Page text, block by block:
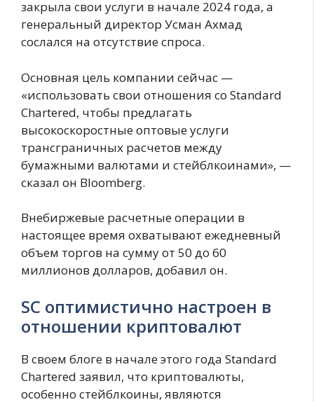
закрыла свои услуги в начале 2024 года, а
генеральный директор Усман Ахмад
сослался на отсутствие спроса.
Основная цель компании сейчас —
«использовать свои отношения со Standard
Chartered, чтобы предлагать
высокоскоростные оптовые услуги
трансграничных расчетов между
бумажными валютами и стейблкоинами», —
сказал он Bloomberg.
Внебиржевые расчетные операции в
настоящее время охватывают ежедневный
объем торгов на сумму от 50 до 60
миллионов долларов, добавил он.
SC оптимистично настроен в
отношении криптовалют
В своем блоге в начале этого года Standard
Chartered заявил, что криптовалюты,
особенно стейблкоины, являются